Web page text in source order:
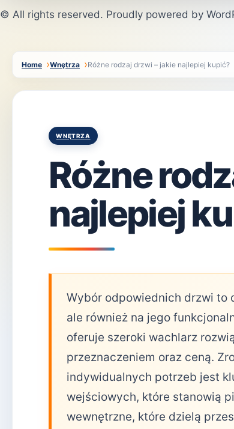
© All rights reserved. Proudly powered by
Home Wnętrza Różne rodzaj drzwi – jakie najlepiej kupić?
Posted
WNĘTRZA
Różne
najlepiej
Wybór odpowiednich drzwi to
ale również na jego
oferuje szeroki wachlarz
przeznaczeniem oraz ceną.
indywidualnych potrzeb jest
wejściowych, które stanowią
wewnętrzne, które dzielą